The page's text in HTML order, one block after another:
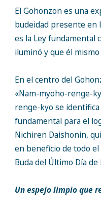
El Gohonzon es una
budeidad presente en
es la Ley fundamental
iluminó y que él
En el centro del
«Nam-myoho-renge-
renge-kyo se
fundamental para el
Nichiren Daishonin,
en beneficio de todo
Buda del Último Día de
Un espejo limpio que